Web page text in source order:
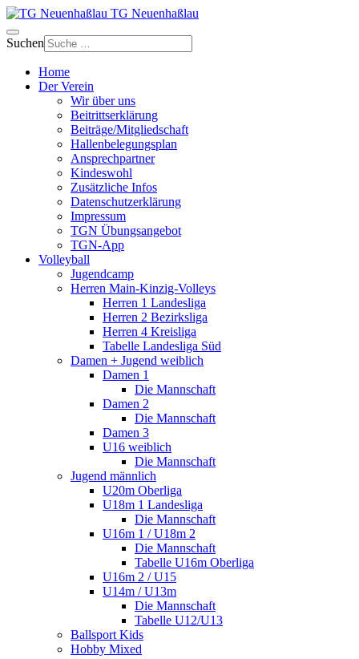
TG Neuenhaßlau
Suchen
Home
Der Verein
Wir über uns
Beitrittserklärung
Beiträge/Mitgliedschaft
Hallenbelegungsplan
Ansprechpartner
Kindeswohl
Zusätzliche Infos
Datenschutzerklärung
Impressum
TGN Übungsangebot
TGN-App
Volleyball
Jugendcamp
Herren Main-Kinzig-Volleys
Herren 1 Landesliga
Herren 2 Bezirksliga
Herren 4 Kreisliga
Tabelle Landesliga Süd
Damen + Jugend weiblich
Damen 1
Die Mannschaft
Damen 2
Die Mannschaft
Damen 3
U16 weiblich
Die Mannschaft
Jugend männlich
U20m Oberliga
U18m 1 Landesliga
Die Mannschaft
U16m 1 / U18m 2
Die Mannschaft
Tabelle U16m Oberliga
U16m 2 / U15
U14m / U13m
Die Mannschaft
Tabelle U12/U13
Ballsport Kids
Hobby Mixed